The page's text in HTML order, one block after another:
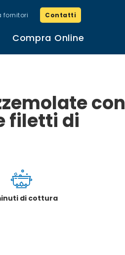
fornitori Contatti
Compra Online
con
filetti di
di cottura